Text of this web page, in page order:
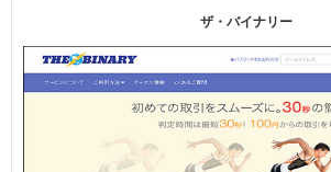
ザ・バイナリー